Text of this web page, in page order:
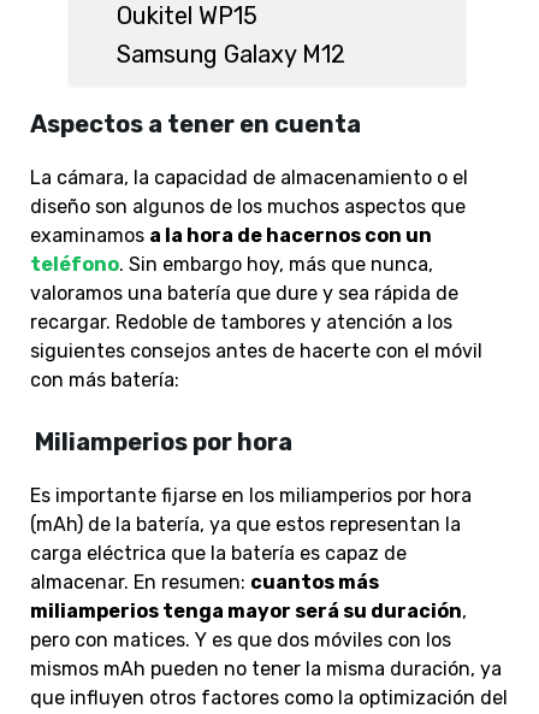
Oukitel WP15
Samsung Galaxy M12
Aspectos a tener en cuenta
La cámara, la capacidad de almacenamiento o el
diseño son algunos de los muchos aspectos que
examinamos a la hora de hacernos con un
teléfono. Sin embargo hoy, más que nunca,
valoramos una batería que dure y sea rápida de
recargar. Redoble de tambores y atención a los
siguientes consejos antes de hacerte con el móvil
con más batería:
Miliamperios por hora
Es importante fijarse en los miliamperios por hora
(mAh) de la batería, ya que estos representan la
carga eléctrica que la batería es capaz de
almacenar. En resumen: cuantos más
miliamperios tenga mayor será su duración,
pero con matices. Y es que dos móviles con los
mismos mAh pueden no tener la misma duración, ya
que influyen otros factores como la optimización del